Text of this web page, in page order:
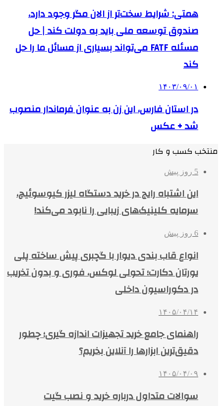
همتی: شرایط سخت‌تر از الان مگر وجود دارد،
صندوق توسعه ملی باید به دولت کند | حل
مسئله FATF می‌تواند بسیاری از مسائل ما را حل
کند
۱۴۰۳/۰۹/۰۱
در استان فارس، این زن به عنوان فرماندار منصوب
شد + عکس
منتخب کسب و کار
5 روز پیش
این اشتباه رایج در خرید دستگاه لیزر کیوسوئیچ،
سرمایه کلینیک‌های زیبایی را نابود می‌کند!
6 روز پیش
انواع قاب بندی دیوار با گچبری پیش ساخته پلی
یورتان دکارت؛ تحولی لوکس، فوری و بدون تخریب
در دکوراسیون داخلی
۱۴۰۵/۰۴/۱۴
راهنمای جامع خرید تجهیزات اندازه گیری؛ چطور
دقیق‌ترین ابزارها را آنلاین بخریم؟
۱۴۰۵/۰۴/۰۹
سوالات متداول درباره خرید و نصب گیت